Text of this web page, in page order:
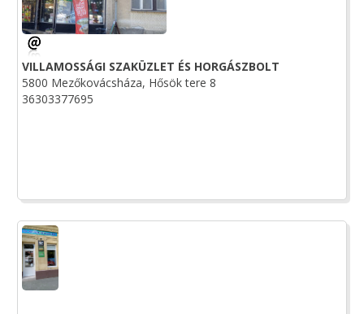
VILLAMOSSÁGI SZAKÜZLET ÉS HORGÁSZBOLT
5800 Mezőkovácsháza, Hősök tere 8
36303377695